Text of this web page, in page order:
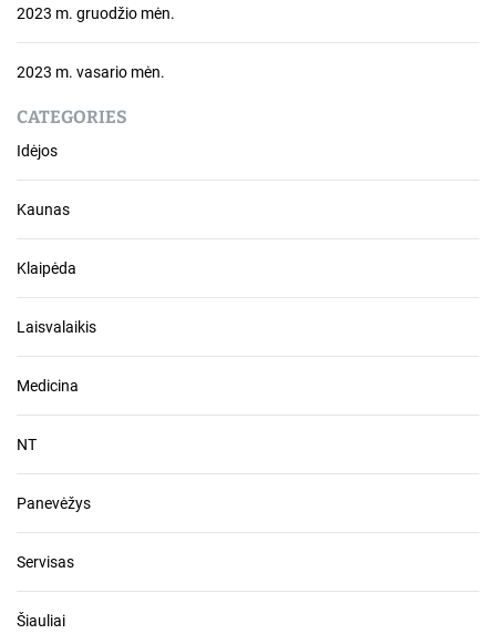
2023 m. gruodžio mėn.
2023 m. vasario mėn.
CATEGORIES
Idėjos
Kaunas
Klaipėda
Laisvalaikis
Medicina
NT
Panevėžys
Servisas
Šiauliai